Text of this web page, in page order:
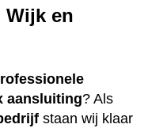
Wijk en
aansluiting? Als
staan wij klaar